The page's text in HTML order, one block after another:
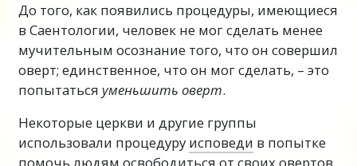
До того, как появились процедуры, имеющиеся
в Саентологии, человек не мог сделать менее
мучительным осознание того, что он совершил
оверт; единственное, что он мог сделать, – это
попытаться уменьшить оверт.
Некоторые церкви и другие группы
использовали процедуру исповеди в попытке